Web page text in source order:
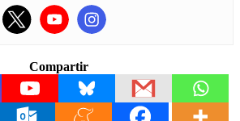
Compartir